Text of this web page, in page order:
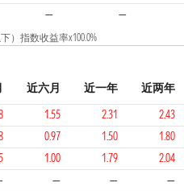
— —
）指数收益率x100.0%
近六月 近一年
近两年
1.55 2.31
2.43
0.97 1.50
1.80
1.00 1.79
2.04
— —
—